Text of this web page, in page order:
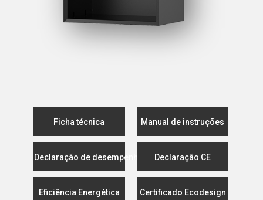
Ficha técnica Manual de instruções
Declaração de desempenho Declaração CE
Eficiência Energética Certificado Ecodesign